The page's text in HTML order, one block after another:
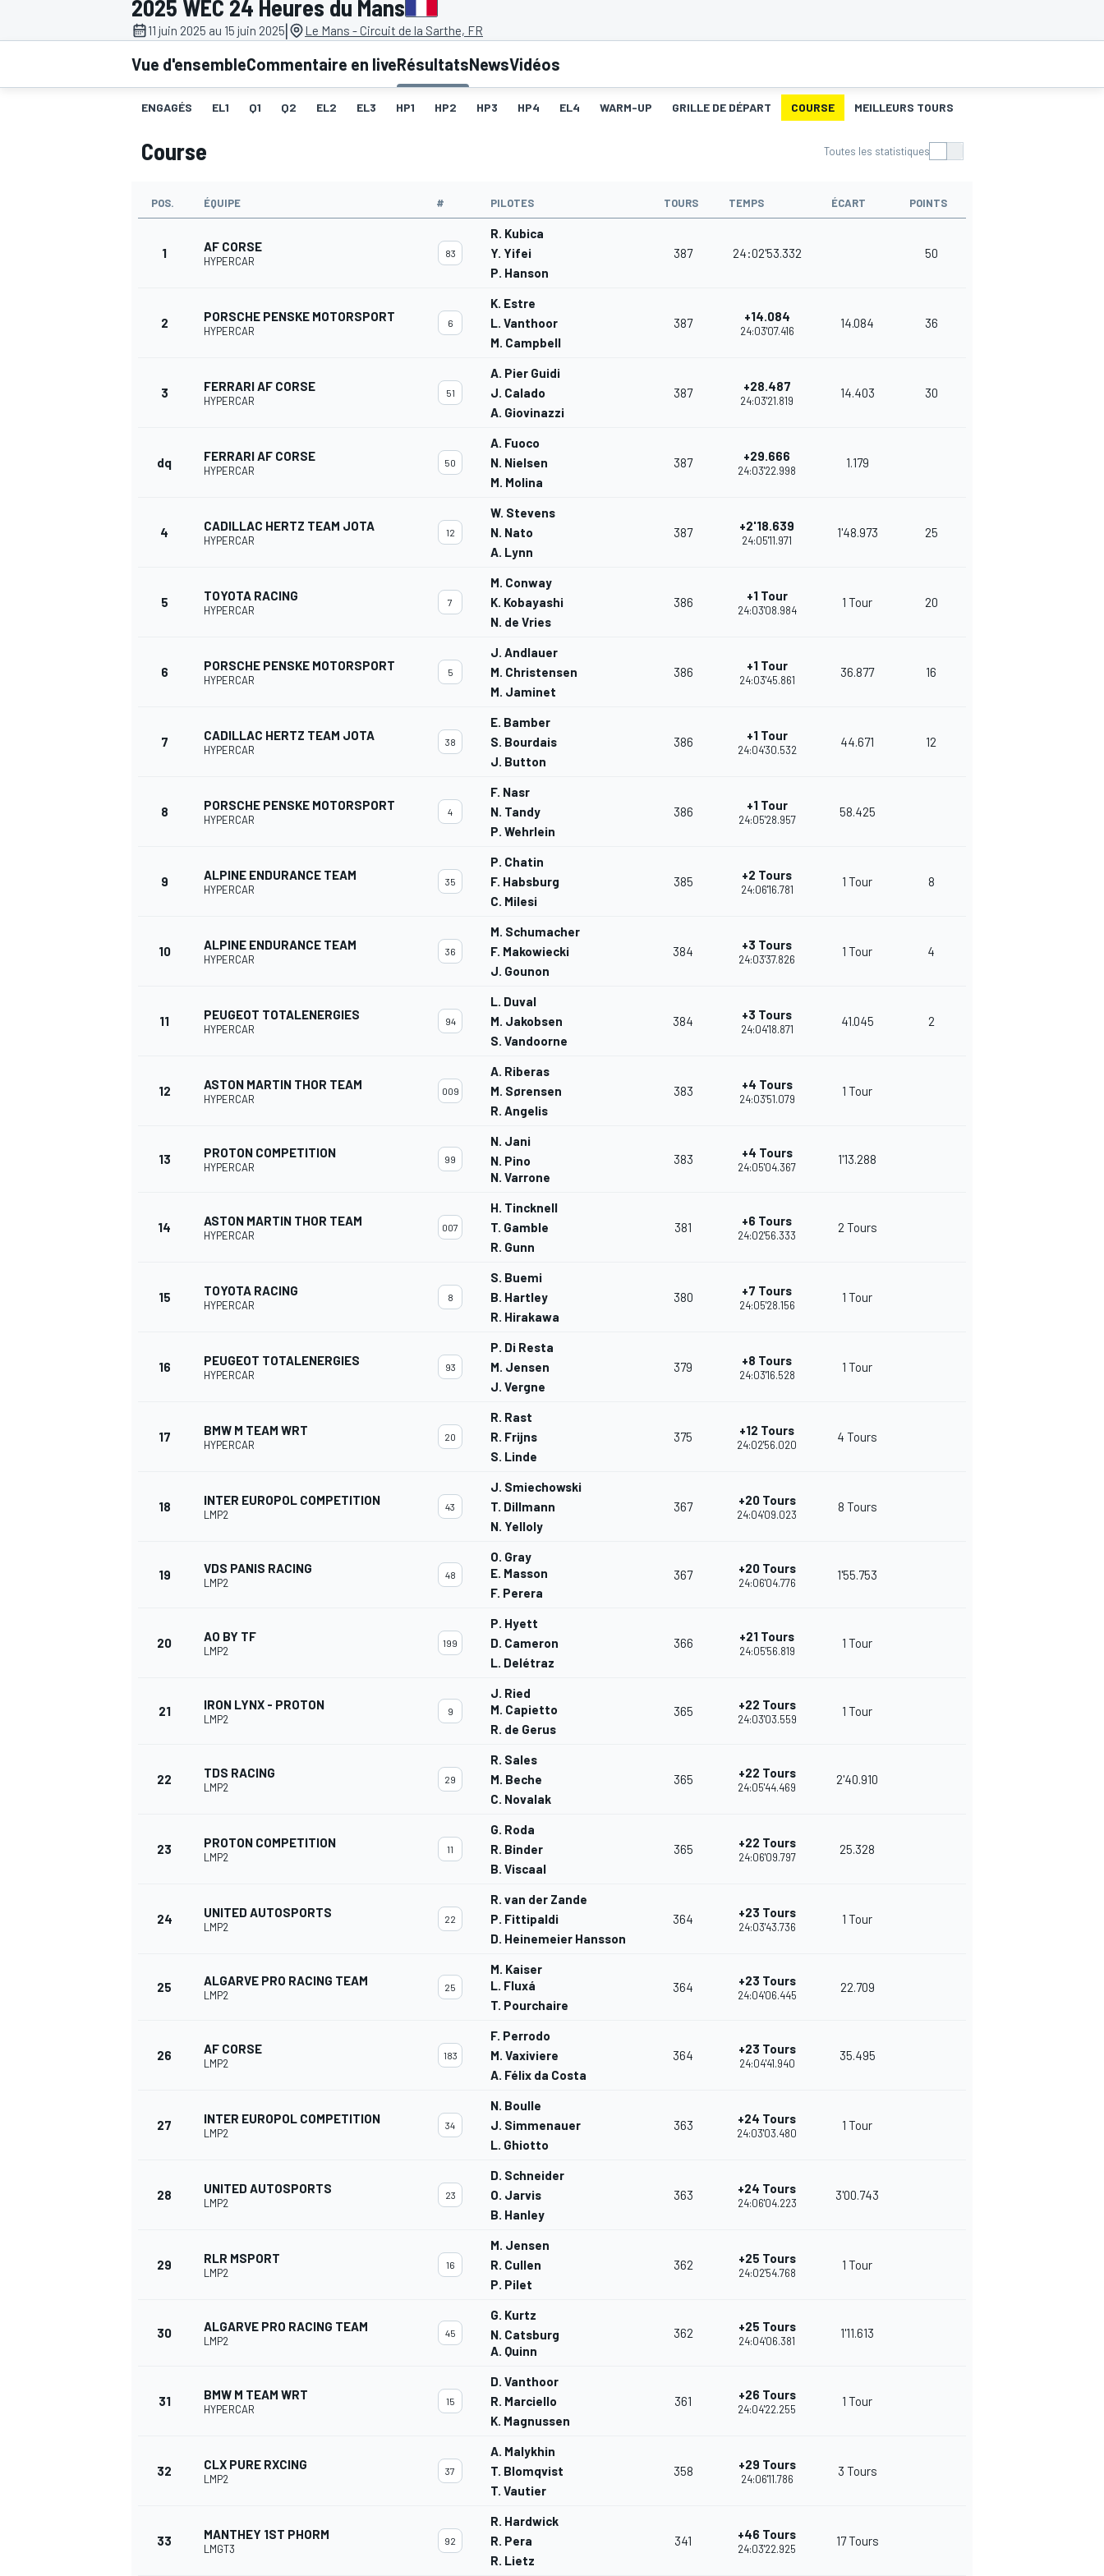
AUTRES CHAMPIONNATS
2025 WEC 24 Heures du Mans
11 juin 2025 au 15 juin 2025| Le Mans - Circuit de la Sarthe, FR
Vue d'ensembleCommentaire en liveRésultatsNewsVidéos
ENGAGÉS EL1 Q1 Q2 EL2 EL3 HP1 HP2 HP3 HP4 EL4 WARM-UP GRILLE DE DÉPART COURSE MEILLEURS TOURS
Course Toutes les statistiques
POS. ÉQUIPE # PILOTES TOURS TEMPS ÉCART POINTS
1 AF CORSE
HYPERCAR
83
R. Kubica
Y. Yifei
P. Hanson
387 24:02'53.332 50
2 PORSCHE PENSKE MOTORSPORT
HYPERCAR
6
K. Estre
L. Vanthoor
M. Campbell
387 +14.084
24:03'07.416
14.084 36
3 FERRARI AF CORSE
HYPERCAR
51
A. Pier Guidi
J. Calado
A. Giovinazzi
387 +28.487
24:03'21.819
14.403 30
dq FERRARI AF CORSE
HYPERCAR
50
A. Fuoco
N. Nielsen
M. Molina
387 +29.666
24:03'22.998
1.179
4 CADILLAC HERTZ TEAM JOTA
HYPERCAR
12
W. Stevens
N. Nato
A. Lynn
387 +2'18.639
24:05'11.971
1'48.973 25
5 TOYOTA RACING
HYPERCAR
7
M. Conway
K. Kobayashi
N. de Vries
386 +1 Tour
24:03'08.984
1 Tour 20
6 PORSCHE PENSKE MOTORSPORT
HYPERCAR
5
J. Andlauer
M. Christensen
M. Jaminet
386 +1 Tour
24:03'45.861
36.877 16
7 CADILLAC HERTZ TEAM JOTA
HYPERCAR
38
E. Bamber
S. Bourdais
J. Button
386 +1 Tour
24:04'30.532
44.671 12
8 PORSCHE PENSKE MOTORSPORT
HYPERCAR
4
F. Nasr
N. Tandy
P. Wehrlein
386 +1 Tour
24:05'28.957
58.425
9 ALPINE ENDURANCE TEAM
HYPERCAR
35
P. Chatin
F. Habsburg
C. Milesi
385 +2 Tours
24:06'16.781
1 Tour 8
10 ALPINE ENDURANCE TEAM
HYPERCAR
36
M. Schumacher
F. Makowiecki
J. Gounon
384 +3 Tours
24:03'37.826
1 Tour 4
11 PEUGEOT TOTALENERGIES
HYPERCAR
94
L. Duval
M. Jakobsen
S. Vandoorne
384 +3 Tours
24:04'18.871
41.045 2
12 ASTON MARTIN THOR TEAM
HYPERCAR
009
A. Riberas
M. Sørensen
R. Angelis
383 +4 Tours
24:03'51.079
1 Tour
13 PROTON COMPETITION
HYPERCAR
99
N. Jani
N. Pino
N. Varrone
383 +4 Tours
24:05'04.367
1'13.288
14 ASTON MARTIN THOR TEAM
HYPERCAR
007
H. Tincknell
T. Gamble
R. Gunn
381 +6 Tours
24:02'56.333
2 Tours
15 TOYOTA RACING
HYPERCAR
8
S. Buemi
B. Hartley
R. Hirakawa
380 +7 Tours
24:05'28.156
1 Tour
16 PEUGEOT TOTALENERGIES
HYPERCAR
93
P. Di Resta
M. Jensen
J. Vergne
379 +8 Tours
24:03'16.528
1 Tour
17 BMW M TEAM WRT
HYPERCAR
20
R. Rast
R. Frijns
S. Linde
375 +12 Tours
24:02'56.020
4 Tours
18 INTER EUROPOL COMPETITION
LMP2
43
J. Smiechowski
T. Dillmann
N. Yelloly
367 +20 Tours
24:04'09.023
8 Tours
19 VDS PANIS RACING
LMP2
48
O. Gray
E. Masson
F. Perera
367 +20 Tours
24:06'04.776
1'55.753
20 AO BY TF
LMP2
199
P. Hyett
D. Cameron
L. Delétraz
366 +21 Tours
24:05'56.819
1 Tour
21 IRON LYNX - PROTON
LMP2
9
J. Ried
M. Capietto
R. de Gerus
365 +22 Tours
24:03'03.559
1 Tour
22 TDS RACING
LMP2
29
R. Sales
M. Beche
C. Novalak
365 +22 Tours
24:05'44.469
2'40.910
23 PROTON COMPETITION
LMP2
11
G. Roda
R. Binder
B. Viscaal
365 +22 Tours
24:06'09.797
25.328
24 UNITED AUTOSPORTS
LMP2
22
R. van der Zande
P. Fittipaldi
D. Heinemeier Hansson
364 +23 Tours
24:03'43.736
1 Tour
25 ALGARVE PRO RACING TEAM
LMP2
25
M. Kaiser
L. Fluxá
T. Pourchaire
364 +23 Tours
24:04'06.445
22.709
26 AF CORSE
LMP2
183
F. Perrodo
M. Vaxiviere
A. Félix da Costa
364 +23 Tours
24:04'41.940
35.495
27 INTER EUROPOL COMPETITION
LMP2
34
N. Boulle
J. Simmenauer
L. Ghiotto
363 +24 Tours
24:03'03.480
1 Tour
28 UNITED AUTOSPORTS
LMP2
23
D. Schneider
O. Jarvis
B. Hanley
363 +24 Tours
24:06'04.223
3'00.743
29 RLR MSPORT
LMP2
16
M. Jensen
R. Cullen
P. Pilet
362 +25 Tours
24:02'54.768
1 Tour
30 ALGARVE PRO RACING TEAM
LMP2
45
G. Kurtz
N. Catsburg
A. Quinn
362 +25 Tours
24:04'06.381
1'11.613
31 BMW M TEAM WRT
HYPERCAR
15
D. Vanthoor
R. Marciello
K. Magnussen
361 +26 Tours
24:04'22.255
1 Tour
32 CLX PURE RXCING
LMP2
37
A. Malykhin
T. Blomqvist
T. Vautier
358 +29 Tours
24:06'11.786
3 Tours
33 MANTHEY 1ST PHORM
LMGT3
92
R. Hardwick
R. Pera
R. Lietz
341 +46 Tours
24:03'22.925
17 Tours